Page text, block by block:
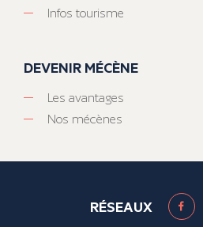
Infos tourisme
DEVENIR MÉCÈNE
Les avantages
Nos mécènes
RÉSEAUX